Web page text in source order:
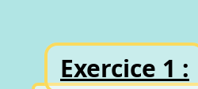
Exercice 1 :